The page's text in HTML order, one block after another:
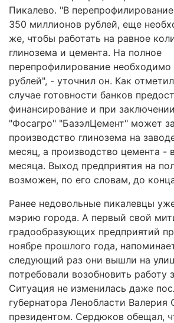
Пикалево. "В
350 миллионов рублей, еще
же, чтобы работать на равное
глинозема и цемента. На полное
перепрофилирование необходимо
рублей", - уточнил он. Как
случае готовности банков
финансирование и при
"Фосагро" "БазэлЦемент" может
производство глинозема на
месяц, а производство цемента -
месяца. Выход предприятия на
возможен, по его словам, до
Ранее недовольные пикалевцы
мэрию города. А первый свой
градообразующих предприятий
ноябре прошлого года,
следующий раз они вышли на
потребовали возобновить работу
Ситуация не изменилась даже
губернатора Ленобласти Валерия
президентом. Сердюков обещал,